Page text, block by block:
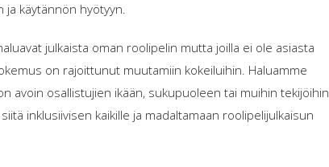
käytännön hyötyyn.
julkaista oman roolipelin mutta joilla ei ole asiasta
on rajoittunut muutamiin kokeiluihin. Haluamme
avoin osallistujien ikään, sukupuoleen tai muihin tekijöihin
inklusiivisen kaikille ja madaltamaan roolipelijulkaisun